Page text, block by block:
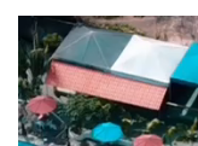
Tocador
de
vídeo